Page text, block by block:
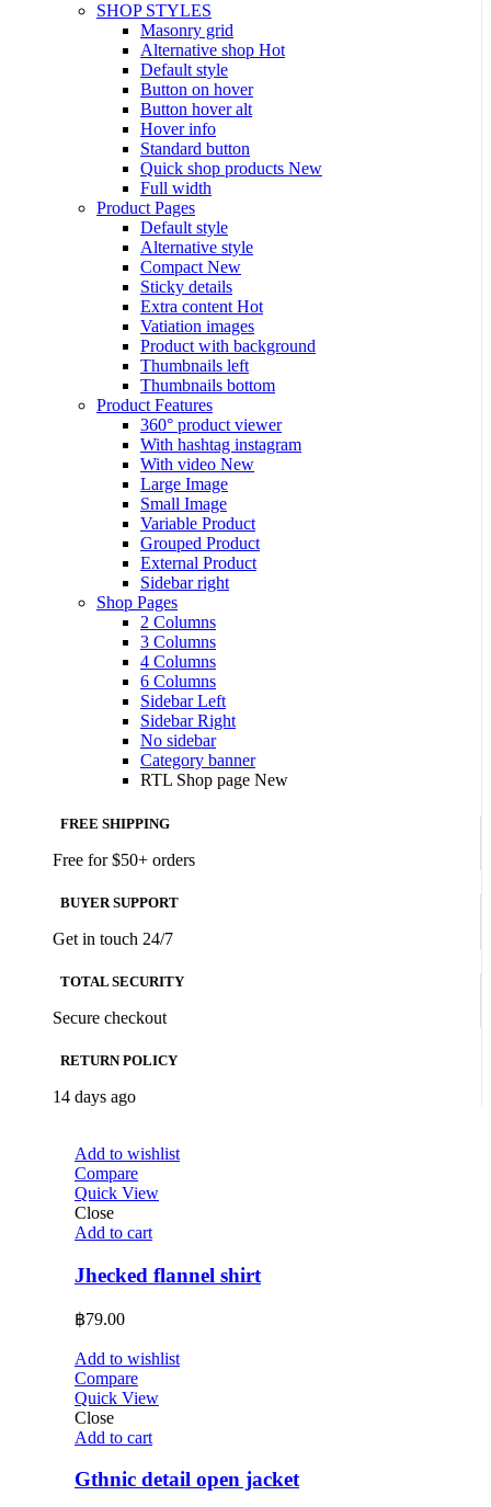
SHOP STYLES
Masonry grid
Alternative shop Hot
Default style
Button on hover
Button hover alt
Hover info
Standard button
Quick shop products New
Full width
Product Pages
Default style
Alternative style
Compact New
Sticky details
Extra content Hot
Vatiation images
Product with background
Thumbnails left
Thumbnails bottom
Product Features
360° product viewer
With hashtag instagram
With video New
Large Image
Small Image
Variable Product
Grouped Product
External Product
Sidebar right
Shop Pages
2 Columns
3 Columns
4 Columns
6 Columns
Sidebar Left
Sidebar Right
No sidebar
Category banner
RTL Shop page New
FREE SHIPPING
Free for $50+ orders
BUYER SUPPORT
Get in touch 24/7
TOTAL SECURITY
Secure checkout
RETURN POLICY
14 days ago
Add to wishlist
Compare
Quick View
Close
Add to cart
Jhecked flannel shirt
฿79.00
Add to wishlist
Compare
Quick View
Close
Add to cart
Gthnic detail open jacket